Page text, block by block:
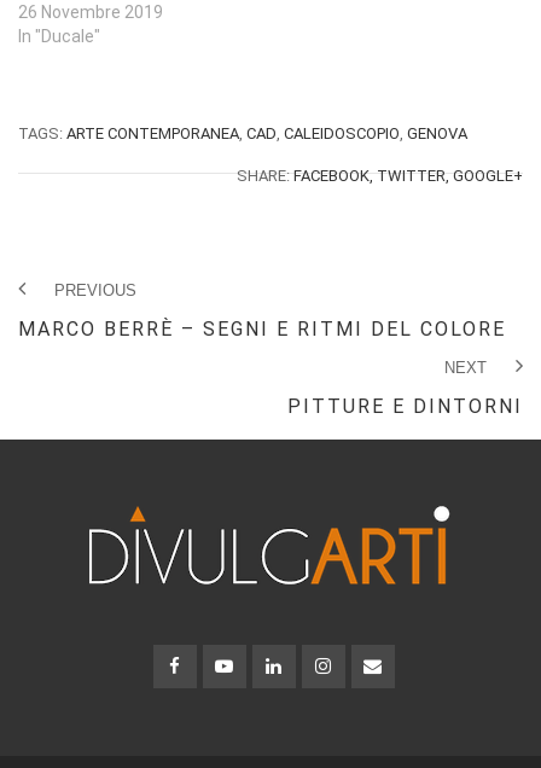
26 Novembre 2019
In "Ducale"
TAGS: ARTE CONTEMPORANEA CAD CALEIDOSCOPIO GENOVA
SHARE:FACEBOOK, TWITTER, GOOGLE+
PREVIOUS
MARCO BERRÈ – SEGNI E RITMI DEL COLORE
NEXT
PITTURE E DINTORNI